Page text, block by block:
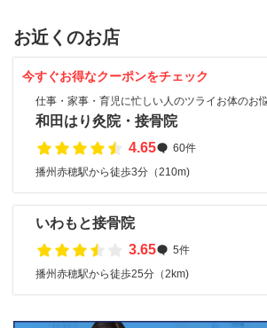
お近くのお店
今すぐお得なクーポンをチェック
仕事・家事・育児に忙しい人のツライお体のお
和田はり灸院・接骨院
4.65
60件
播州赤穂駅から徒歩3分（210m)
いわもと接骨院
3.65
5件
播州赤穂駅から徒歩25分（2km)